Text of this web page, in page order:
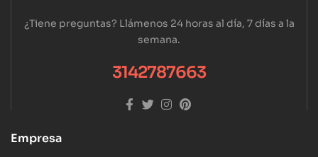
¿Tiene preguntas? Llámenos 24 horas al día, 7 días a la
semana.
3142787663
Empresa